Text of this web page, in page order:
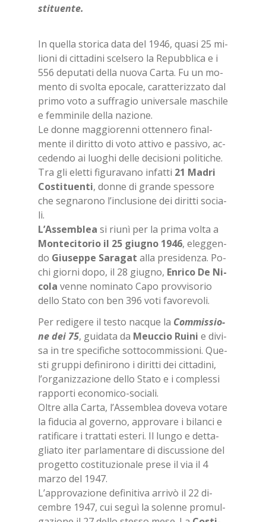
sti­tuen­te.
In quel­la sto­ri­ca data del 1946, qua­si 25 mi­
lio­ni di cit­ta­di­ni scel­se­ro la Re­pub­bli­ca e i
556 de­pu­ta­ti del­la nuo­va Car­ta. Fu un mo­
men­to di svol­ta epo­ca­le, ca­rat­te­riz­za­to dal
pri­mo voto a suf­fra­gio uni­ver­sa­le ma­schi­le
e fem­mi­ni­le del­la na­zio­ne.
Le don­ne mag­gio­ren­ni ot­ten­ne­ro fi­nal­
men­te il di­rit­to di voto at­ti­vo e pas­si­vo, ac­
ce­den­do ai luo­ghi del­le de­ci­sio­ni po­li­ti­che.
Tra gli elet­ti fi­gu­ra­va­no in­fat­ti 21 Ma­dri
Co­sti­tuen­ti, don­ne di gran­de spes­so­re
che se­gna­ro­no l’in­clu­sio­ne dei di­rit­ti so­cia­
li.
L’As­sem­blea si riu­nì per la pri­ma vol­ta a
Mon­te­ci­to­rio il 25 giu­gno 1946, eleg­gen­
do Giu­sep­pe Sa­ra­gat alla pre­si­den­za. Po­
chi gior­ni dopo, il 28 giu­gno, En­ri­co De Ni­
co­la ven­ne no­mi­na­to Capo prov­vi­so­rio
del­lo Sta­to con ben 396 voti fa­vo­re­vo­li.
Per re­di­ge­re il te­sto nac­que la Com­mis­sio­
ne dei 75, gui­da­ta da Meuc­cio Rui­ni e di­vi­
sa in tre spe­ci­fi­che sot­to­com­mis­sio­ni. Que­
sti grup­pi de­fi­ni­ro­no i di­rit­ti dei cit­ta­di­ni,
l’or­ga­niz­za­zio­ne del­lo Sta­to e i com­ples­si
rap­por­ti eco­no­mi­co-so­cia­li.
Ol­tre alla Car­ta, l’As­sem­blea do­ve­va vo­ta­re
la fi­du­cia al go­ver­no, ap­pro­va­re i bi­lan­ci e
ra­ti­fi­ca­re i trat­ta­ti este­ri. Il lun­go e det­ta­
glia­to iter par­la­men­ta­re di di­scus­sio­ne del
pro­get­to co­sti­tu­zio­na­le pre­se il via il 4
mar­zo del 1947.
L’ap­pro­va­zio­ne de­fi­ni­ti­va ar­ri­vò il 22 di­
cem­bre 1947, cui se­guì la so­len­ne pro­mul­